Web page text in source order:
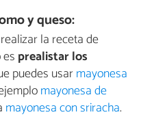
y queso:
la receta de
prealistar los
puedes usarmayonesa
mayonesa de
mayonesa con sriracha.